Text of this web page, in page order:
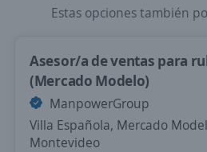
Estas opciones también
Asesor/a de ventas para
(Mercado Modelo)
ManpowerGroup
Villa Española, Mercado
Montevideo